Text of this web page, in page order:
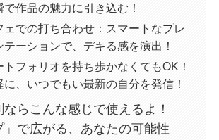
で作品の魅力に引き込む！
ェでの打ち合わせ：スマートなプレ
テーションで、デキる感を演出！
トフォリオを持ち歩かなくてもOK！
に、いつでもい最新の自分を発信！
ならこんな感じで使えるよ！
」で広がる、あなたの可能性